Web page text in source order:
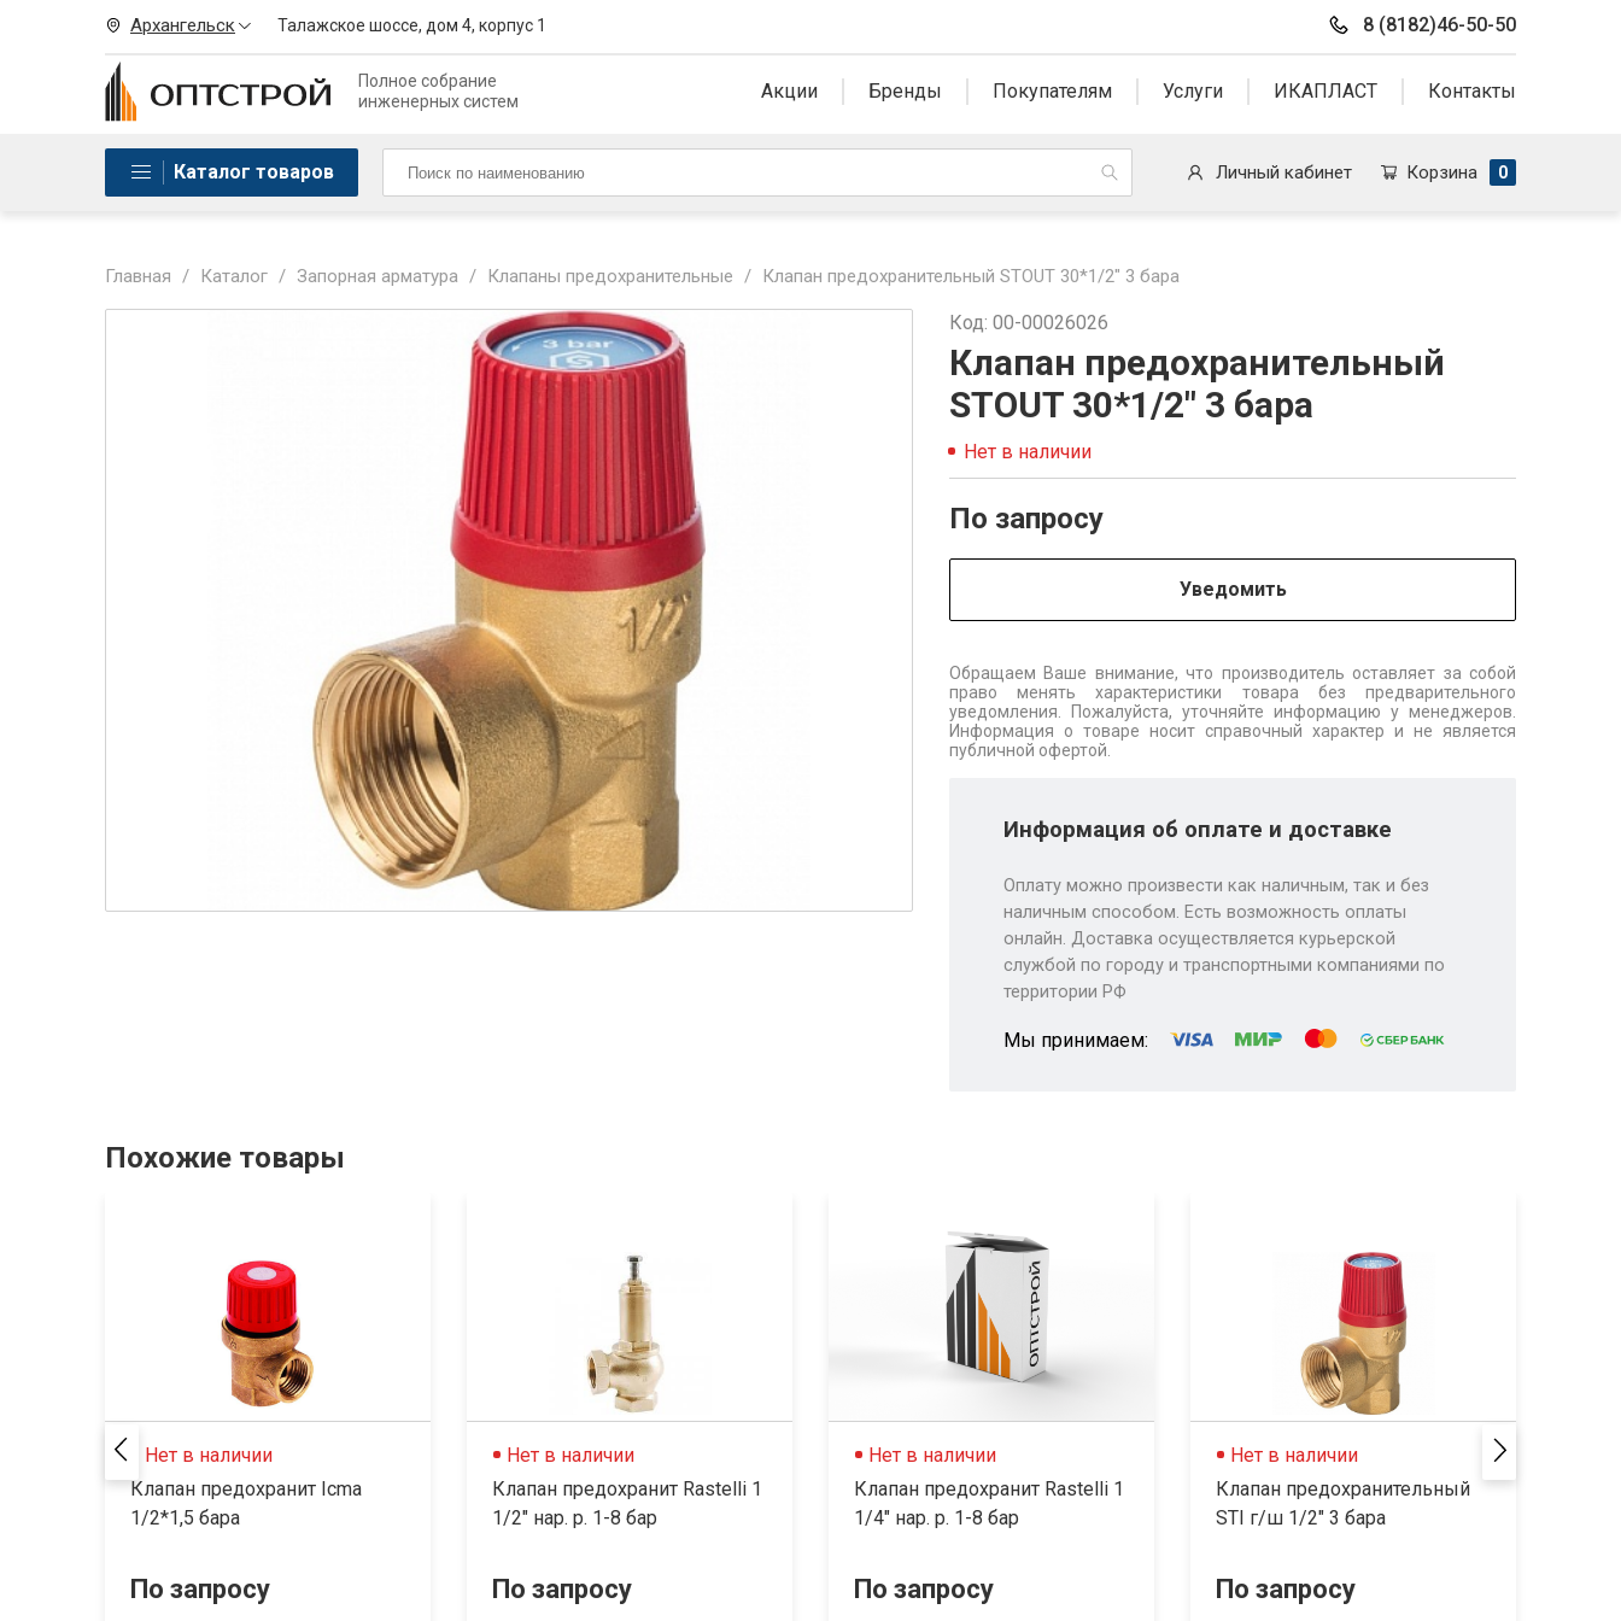
Архангельск Талажское шоссе, дом 4, корпус 1 8 (8182)46-50-50
Полное собрание
инженерных систем
Акции Бренды Покупателям Услуги ИКАПЛАСТ Контакты
Каталог товаров Личный кабинет Корзина 0
Главная / Каталог / Запорная арматура / Клапаны предохранительные / Клапан предохранительный STOUT 30*1/2" 3 бара
Код: 00-00026026
Клапан предохранительный
STOUT 30*1/2" 3 бара
Нет в наличии
По запросу
Уведомить
Обращаем Ваше внимание, что производитель оставляет за собой
право менять характеристики товара без предварительного
уведомления. Пожалуйста, уточняйте информацию у менеджеров.
Информация о товаре носит справочный характер и не является
публичной офертой.
Информация об оплате и доставке
Оплату можно произвести как наличным, так и без
наличным способом. Есть возможность оплаты
онлайн. Доставка осуществляется курьерской
службой по городу и транспортными компаниями по
территории РФ
Мы принимаем:
Похожие товары
Нет в наличии
Клапан предохранит Icma
1/2*1,5 бара
По запросу
Нет в наличии
Клапан предохранит Rastelli 1
1/2" нар. р. 1-8 бар
По запросу
Нет в наличии
Клапан предохранит Rastelli 1
1/4" нар. р. 1-8 бар
По запросу
Нет в наличии
Клапан предохранительный
STI г/ш 1/2" 3 бара
По запросу